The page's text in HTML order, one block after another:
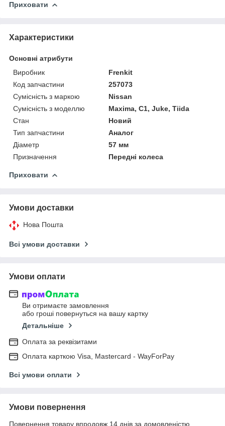
Приховати
Характеристики
Основні атрибути
Виробник
Frenkit
Код запчастини
257073
Сумісність з маркою
Nissan
Сумісність з моделлю
Maxima, C1, Juke, Tiida
Стан
Новий
Тип запчастини
Аналог
Діаметр
57 мм
Призначення
Передні колеса
Приховати
Умови доставки
Нова Пошта
Всі умови доставки
Умови оплати
Ви отримаєте замовлення
або гроші повернуться на вашу картку
Детальніше
Оплата за реквізитами
Оплата карткою Visa, Mastercard - WayForPay
Всі умови оплати
Умови повернення
Повернення товару впродовж 14 днів за домовленістю